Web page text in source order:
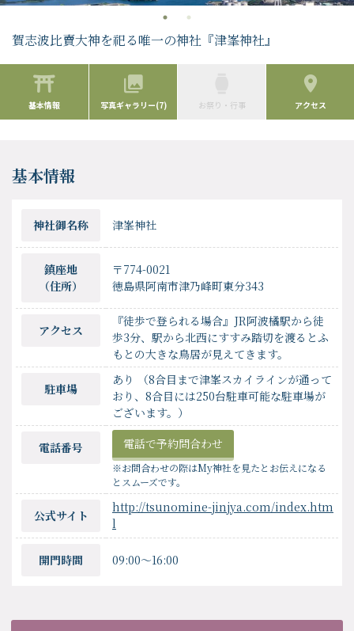
賀志波比賣大神を祀る唯一の神社『津峯神社』
基本情報 写真ギャラリー(7) お祭り・行事 アクセス
基本情報
神社御名称 津峯神社
鎮座地
（住所）
〒774-0021
徳島県阿南市津乃峰町東分343
アクセス
『徒歩で登られる場合』JR阿波橘駅から徒
歩3分、駅から北西にすすみ踏切を渡るとふ
もとの大きな鳥居が見えてきます。
駐車場
あり （8合目まで津峯スカイラインが通って
おり、8合目には250台駐車可能な駐車場が
ございます。）
電話番号 電話で予約問合わせ
※お問合わせの際はMy神社を見たとお伝えになる
とスムーズです。
公式サイト
http://tsunomine-jinjya.com/index.htm
l
開門時間 09:00〜16:00